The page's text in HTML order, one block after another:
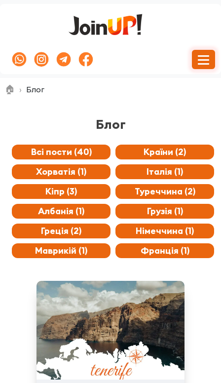
🏠 Блог
Блог
Всі пости (40)
Країни (2)
Хорватія (1)
Італія (1)
Кіпр (3)
Туреччина (2)
Албанія (1)
Грузія (1)
Греція (2)
Німеччина (1)
Маврикій (1)
Франція (1)